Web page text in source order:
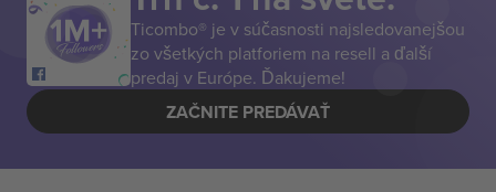
Ticombo® je v súčasnosti najsledovanejšou
zo všetkých platforiem na resell a ďalší
predaj v Európe. Ďakujeme!
ZAČNITE PREDÁVAŤ